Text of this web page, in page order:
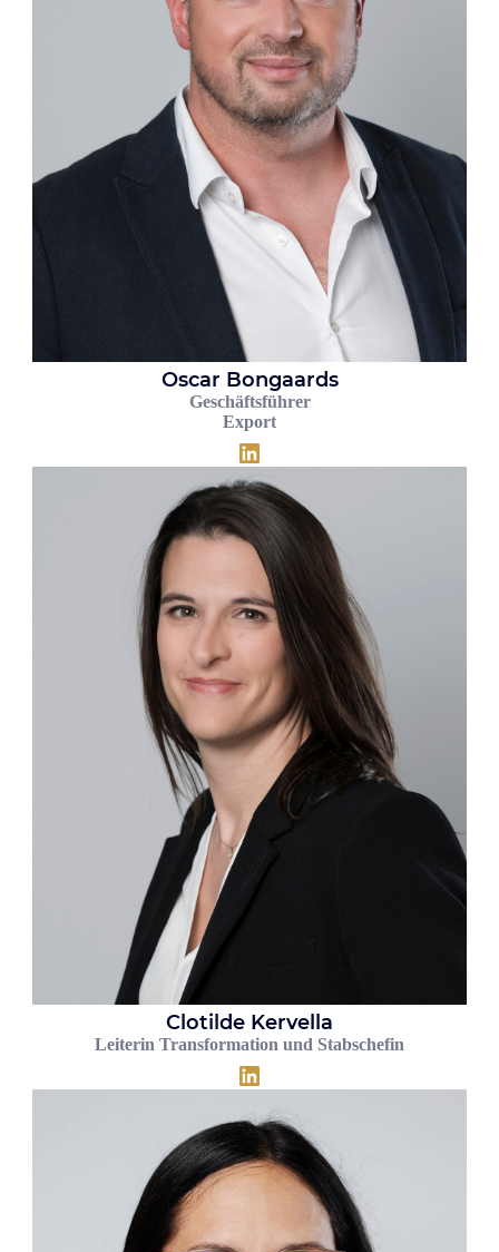
Oscar Bongaards
Geschäftsführer
Export
LinkedIn
Clotilde Kervella
Leiterin Transformation und Stabschefin
LinkedIn